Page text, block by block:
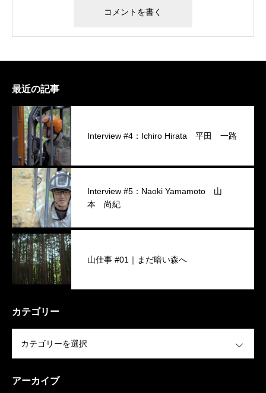
最近の記事
Interview #4：Ichiro Hirata 平田 一路
Interview #5：Naoki Yamamoto 山
本 尚紀
山仕事 #01｜まだ暗い森へ
カテゴリー
アーカイブ